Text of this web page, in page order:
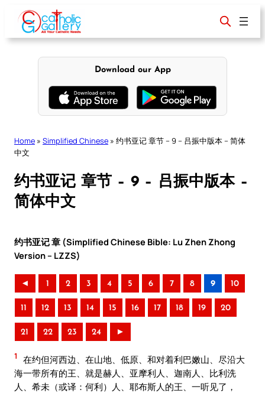
content
Download our App
Home » Simplified Chinese » 约书亚记 章节 – 9 – 吕振中版本 – 简体
中文
约书亚记 章节 – 9 – 吕振中版本 –
简体中文
约书亚记 章 (Simplified Chinese Bible: Lu Zhen Zhong
Version – LZZS)
◄ 1 2 3 4 5 6 7 8 9 10
11 12 13 14 15 16 17 18 19 20
21 22 23 24 ►
1
在约但河西边、在山地、低原、和对着利巴嫩山、尽沿大
海一带所有的王、就是赫人、亚摩利人、迦南人、比利洗
人、希未（或译：何利）人、耶布斯人的王、一听见了，